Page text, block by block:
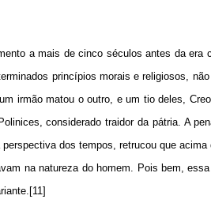
a mais de cinco séculos antes da
princípios morais e religiosos,
irmão matou o outro, e um tio deles,
considerado traidor da pátria. A
dos tempos, retrucou que
na natureza do homem. Pois bem,